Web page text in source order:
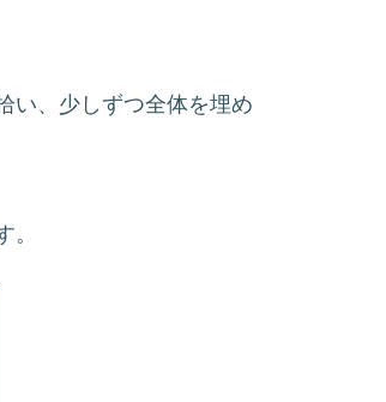
い、少しずつ全体を埋め